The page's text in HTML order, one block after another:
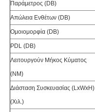
Παράμετρος (DB)
Απώλεια Ενθέτων (DB)
Ομοιομορφία (DB)
PDL (DB)
Λειτουργούν Μήκος Κύματος
(NM)
Διάσταση Συσκευασίας (LxWxH)
(χιλ.)